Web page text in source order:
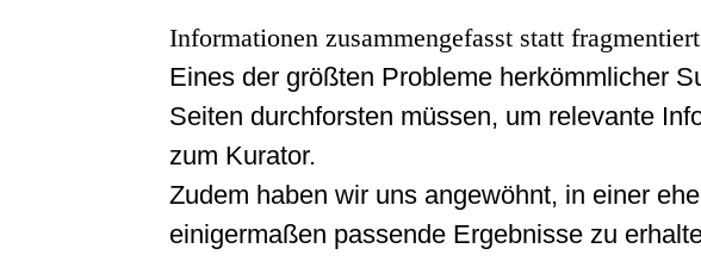
Informationen zusammengefasst statt fragmentiert
Eines der größten Probleme herkömmlicher
Seiten durchforsten müssen, um relevante
zum Kurator.
Zudem haben wir uns angewöhnt, in einer
einigermaßen passende Ergebnisse zu